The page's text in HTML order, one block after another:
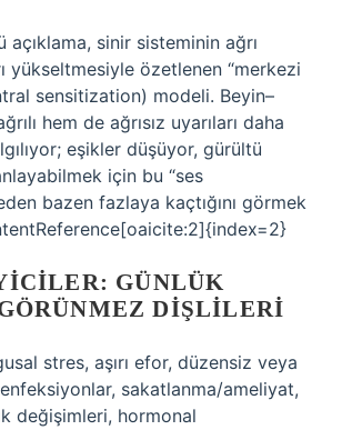
açıklama, sinir sisteminin ağrı
yükseltmesiyle özetlenen “merkezi
sensitization) modeli. Beyin–
hem de ağrısız uyarıları daha
eşikler düşüyor, gürültü
için bu “ses
bazen fazlaya kaçtığını görmek
GÜNLÜK
DIŞLILERI
stres, aşırı efor, düzensiz veya
sakatlanma/ameliyat,
değişimleri, hormonal